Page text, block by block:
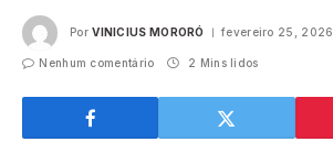
Por VINICIUS MORORÓ fevereiro 25, 2026
Nenhum comentário 2 Mins lidos